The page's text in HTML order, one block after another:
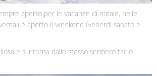
aperto per le vacanze di natale, nelle
è aperto il weekend (venerdì sabato e
e si ritorna dallo stesso sentiero fatto